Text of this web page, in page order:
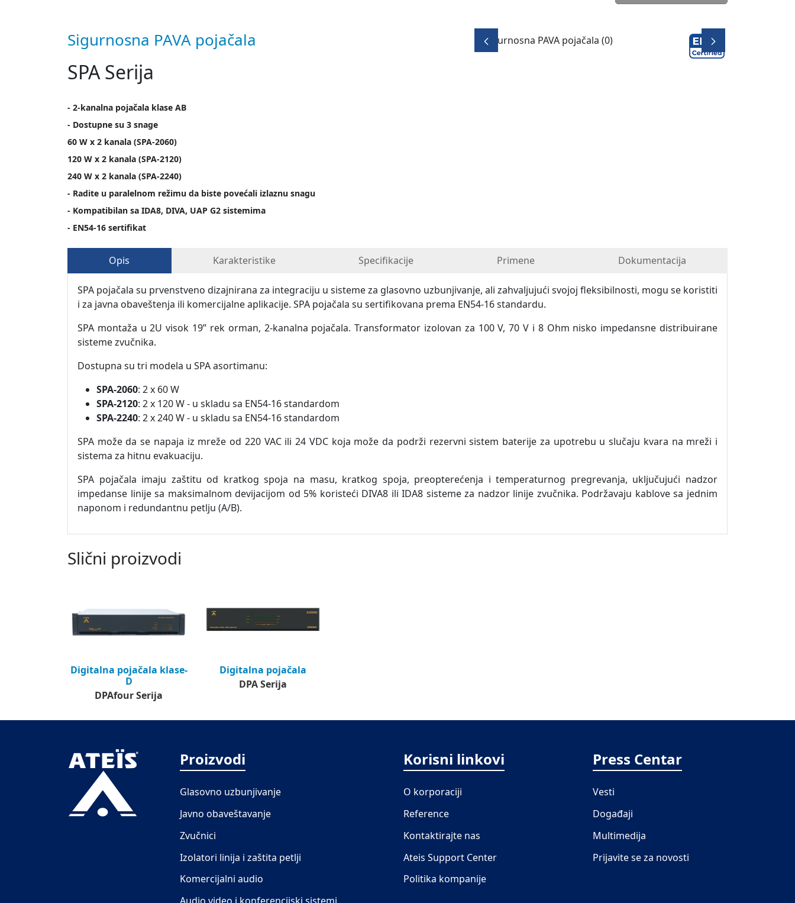
Sigurnosna PAVA pojačala
SPA Serija
- 2-kanalna pojačala klase AB
- Dostupne su 3 snage
60 W x 2 kanala (SPA-2060)
120 W x 2 kanala (SPA-2120)
240 W x 2 kanala (SPA-2240)
- Radite u paralelnom režimu da biste povećali izlaznu snagu
- Kompatibilan sa IDA8, DIVA, UAP G2 sistemima
- EN54-16 sertifikat
Opis Karakteristike Specifikacije Primene Dokumentacija
SPA pojačala su prvenstveno dizajnirana za integraciju u sisteme za glasovno uzbunjivanje, ali zahvaljujući svojoj fleksibilnosti, mogu se koristiti
i za javna obaveštenja ili komercijalne aplikacije. SPA pojačala su sertifikovana prema EN54-16 standardu.
SPA montaža u 2U visok 19” rek orman, 2-kanalna pojačala. Transformator izolovan za 100 V, 70 V i 8 Ohm nisko impedansne distribuirane
sisteme zvučnika.
Dostupna su tri modela u SPA asortimanu:
SPA-2060: 2 x 60 W
SPA-2120: 2 x 120 W - u skladu sa EN54-16 standardom
SPA-2240: 2 x 240 W - u skladu sa EN54-16 standardom
SPA može da se napaja iz mreže od 220 VAC ili 24 VDC koja može da podrži rezervni sistem baterije za upotrebu u slučaju kvara na mreži i
sistema za hitnu evakuaciju.
SPA pojačala imaju zaštitu od kratkog spoja na masu, kratkog spoja, preopterećenja i temperaturnog pregrevanja, uključujući nadzor
impedanse linije sa maksimalnom devijacijom od 5% koristeći DIVA8 ili IDA8 sisteme za nadzor linije zvučnika. Podržavaju kablove sa jednim
naponom i redundantnu petlju (A/B).
Slični proizvodi
Digitalna pojačala klase-
D
DPAfour Serija
Digitalna pojačala
DPA Serija
Proizvodi
Glasovno uzbunjivanje
Javno obaveštavanje
Zvučnici
Izolatori linija i zaštita petlji
Komercijalni audio
Korisni linkovi
O korporaciji
Reference
Kontaktirajte nas
Ateis Support Center
Politika kompanije
Press Centar
Vesti
Događaji
Multimedija
Prijavite se za novosti